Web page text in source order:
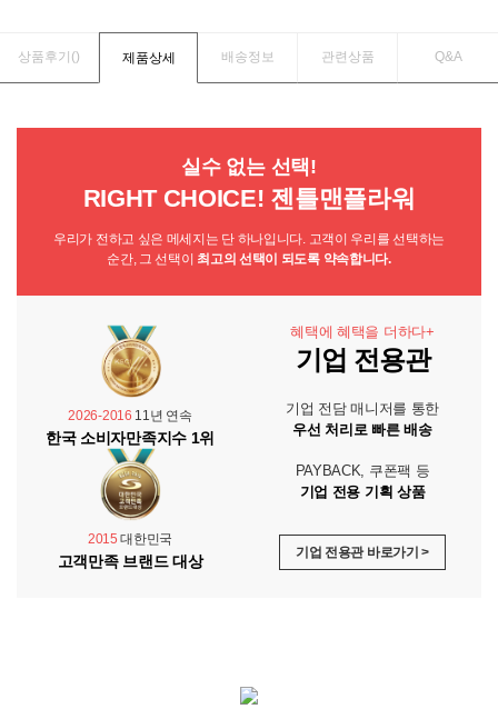
상품후기() 제품상세 배송정보 관련상품 Q&A
실수 없는 선택!
RIGHT CHOICE! 젠틀맨플라워
우리가 전하고 싶은 메세지는 단 하나입니다. 고객이 우리를 선택하는
순간, 그 선택이 최고의 선택이 되도록 약속합니다.
2026-2016 11년 연속
한국 소비자만족지수 1위
2015 대한민국
고객만족 브랜드 대상
혜택에 혜택을 더하다+
기업 전용관
기업 전담 매니저를 통한
우선 처리로 빠른 배송
PAYBACK, 쿠폰팩 등
기업 전용 기획 상품
기업 전용관 바로가기 >